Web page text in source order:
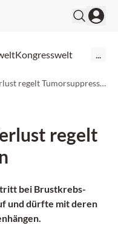
Kongresswelt
Chromosom 8p-Verlust regelt Tumorsuppression
regelt
bei Brustkrebs-
und dürfte mit deren